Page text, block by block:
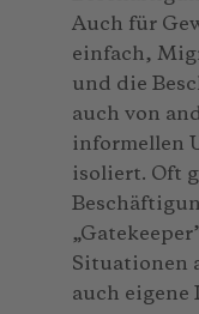
Auch für
einfach,
und die
auch von
informellen
isoliert. Oft
Situationen
auch eigene